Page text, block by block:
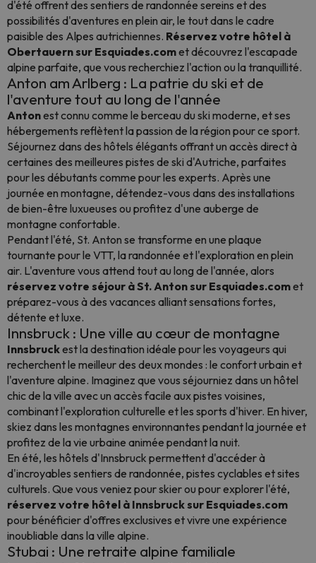
d'été offrent des sentiers de randonnée sereins et des
possibilités d'aventures en plein air, le tout dans le cadre
paisible des Alpes autrichiennes. Réservez votre hôtel à
Obertauern sur Esquiades.comet découvrez l'escapade
alpine parfaite, que vous recherchiez l'action ou la tranquillité.
Anton am Arlberg : La patrie du ski et de
l'aventure tout au long de l'année
Antonest connu comme le berceau du ski moderne, et ses
hébergements reflètent la passion de la région pour ce sport.
Séjournez dans des hôtels élégants offrant un accès direct à
certaines des meilleures pistes de ski d'Autriche, parfaites
pour les débutants comme pour les experts. Après une
journée en montagne, détendez-vous dans des installations
de bien-être luxueuses ou profitez d'une auberge de
montagne confortable.
Pendant l'été, St. Anton se transforme en une plaque
tournante pour le VTT, la randonnée et l'exploration en plein
air. L'aventure vous attend tout au long de l'année, alors
réservez votre séjour à St. Anton sur Esquiades.comet
préparez-vous à des vacances alliant sensations fortes,
détente et luxe.
Innsbruck : Une ville au cœur de montagne
Innsbruckest la destination idéale pour les voyageurs qui
recherchent le meilleur des deux mondes : le confort urbain et
l'aventure alpine. Imaginez que vous séjourniez dans un hôtel
chic de la ville avec un accès facile aux pistes voisines,
combinant l'exploration culturelle et les sports d'hiver. En hiver,
skiez dans les montagnes environnantes pendant la journée et
profitez de la vie urbaine animée pendant la nuit.
En été, les hôtels d'Innsbruck permettent d'accéder à
d'incroyables sentiers de randonnée, pistes cyclables et sites
culturels. Que vous veniez pour skier ou pour explorer l'été,
réservez votre hôtel à Innsbruck sur Esquiades.com
pour bénéficier d'offres exclusives et vivre une expérience
inoubliable dans la ville alpine.
Stubai : Une retraite alpine familiale